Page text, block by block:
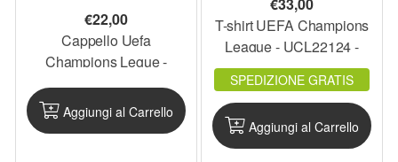
€22,00
Cappello Uefa
Champions Legue -
Aggiungi al Carrello
T-shirt UEFA Champions
League - UCL22124 -
UCLTSH2
SPEDIZIONE GRATIS
Aggiungi al Carrello